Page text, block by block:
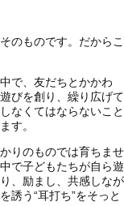
のものです。だからこ
で、友だちとかかわ
びを創り、繰り広げて
なくてはならないこと
す。
りのものでは育ちませ
で子どもたちが自ら遊
、励まし、共感しなが
誘う“耳打ち”をそっと